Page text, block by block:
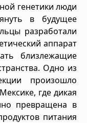
генетики люди
в будущее
разработали
аппарат
близлежащие
Одно из
произошло
где дикая
превращена в
питания